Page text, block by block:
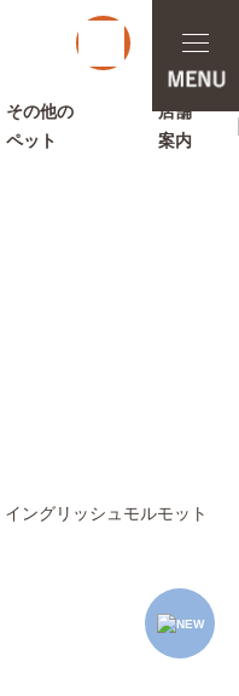
t
o
g
g
l
その他の
ペット
店舗
案内
イングリッシュモルモット